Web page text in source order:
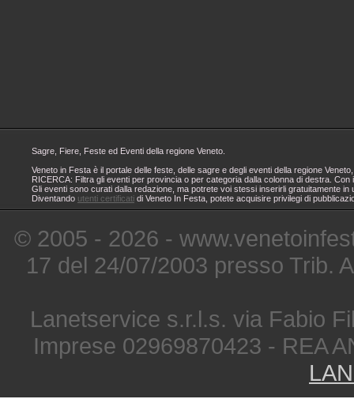
Sagre, Fiere, Feste ed Eventi della regione Veneto.
Veneto in Festa è il portale delle feste, delle sagre e degli eventi della regione
RICERCA: Filtra gli eventi per provincia o per categoria dalla colonna di destra.
Gli eventi sono curati dalla redazione, ma potrete voi stessi inserirli gratuitamente
Diventando utenti certificati di Veneto In Festa, potete acquisire privilegi di
© 2005 - 2026 -
17 del 24/07/2003 presso Trib.
Lanetservice s.r.l.s. via Fabio
Imprese 02969870423 - REA